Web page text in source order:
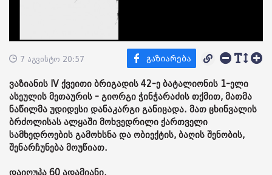
7 აგვისტო 20:57
ვაზიანის IV ქვეითი ბრიგადის 42-ე ბატალიონის 1-ელი
ასეულის მეთაურის - გიორგი ჭინჭარაძის თქმით, მათმა
ნაწილმა უდიდესი დანაკარგი განიცადა. მათ ცხინვალის
ბრძოლისას ალყაში მოხვედრილი ქართველი
სამხედროების გამოხსნა და ობიექტის, ბაღის შენობის,
შენარჩუნება მოუწიათ.